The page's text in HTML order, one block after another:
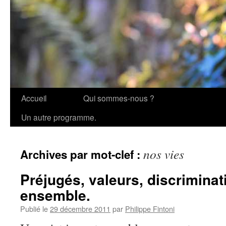
Aller
Accueil
Qui sommes-nous ?
Un autre programme.
Archives par mot-clef : nos vies
Préjugés, valeurs,
ensemble.
Publié le29 décembre 2011 par Philippe Fintoni